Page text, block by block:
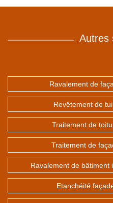
Autres
Ravalement de
Revêtement de
Traitement de
Traitement de
Ravalement de bâtiment
Etanchéité